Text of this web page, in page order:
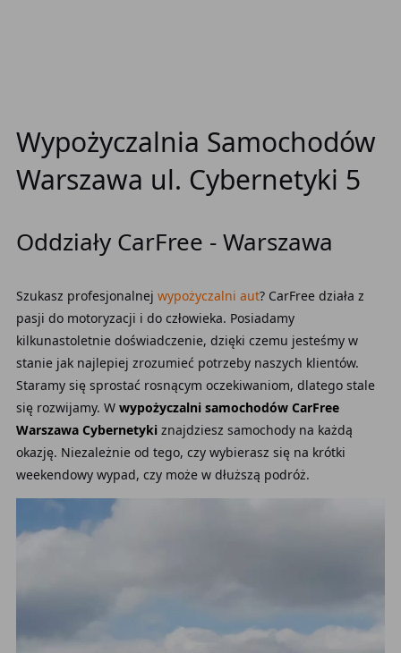
Wypożyczalnia Samochodów
Warszawa ul. Cybernetyki 5
Oddziały CarFree - Warszawa
Szukasz profesjonalnej wypożyczalni aut? CarFree działa z
pasji do motoryzacji i do człowieka. Posiadamy
kilkunastoletnie doświadczenie, dzięki czemu jesteśmy w
stanie jak najlepiej zrozumieć potrzeby naszych klientów.
Staramy się sprostać rosnącym oczekiwaniom, dlatego stale
się rozwijamy. W wypożyczalni samochodów CarFree
Warszawa Cybernetykiznajdziesz samochody na każdą
okazję. Niezależnie od tego, czy wybierasz się na krótki
weekendowy wypad, czy może w dłuższą podróż.